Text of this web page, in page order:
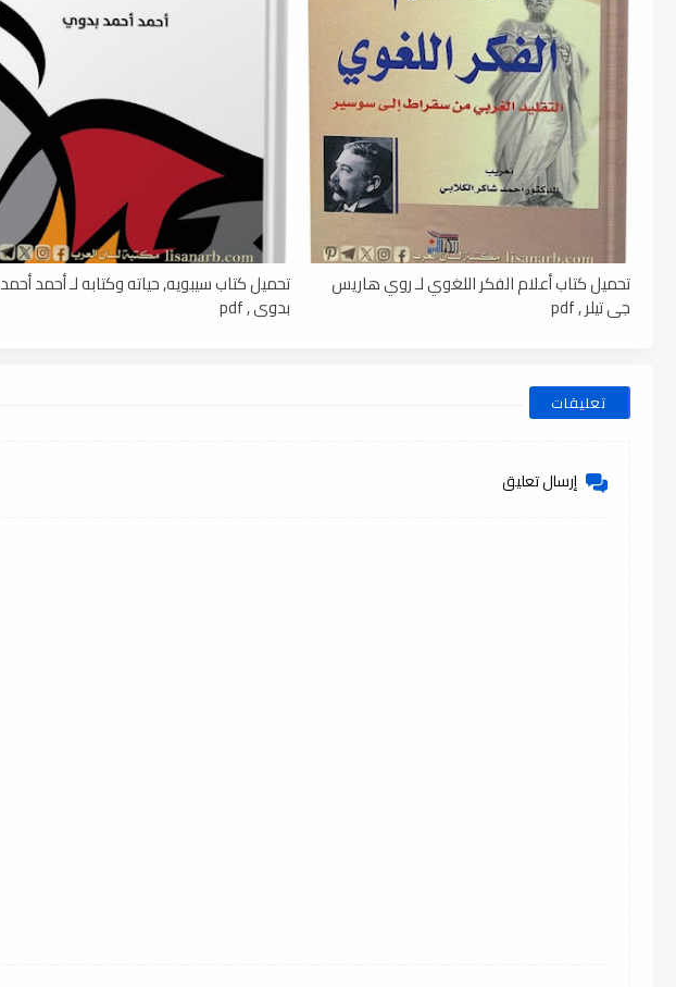
تحميل كتاب أعلام الفكر اللغوي لـ روي هاريس
جي تيلر , pdf
تحميل كتاب سيبويه, حياته وكتابه لـ أحمد أحمد
بدوي , pdf
تعليقات
إرسال تعليق